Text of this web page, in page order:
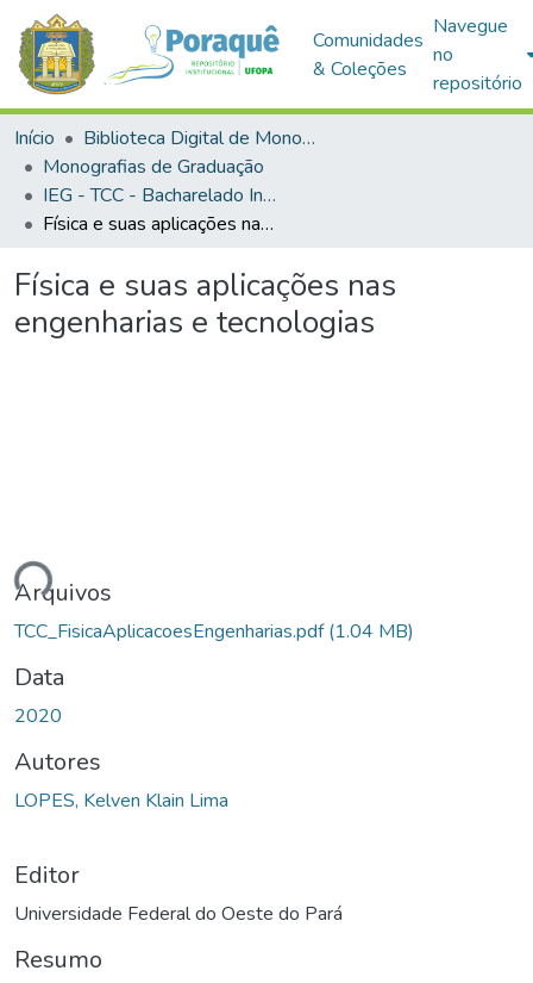
Comunidades
& Coleções
Navegue
no
repositório
Início
Biblioteca Digital de Monografias (BDM)
Monografias de Graduação
IEG - TCC - Bacharelado Interdisciplinar em Ciência e Tecnologia
Física e suas aplicações nas engenharias e tecnologias
Física e suas aplicações nas
engenharias e tecnologias
Arquivos
TCC_FisicaAplicacoesEngenharias.pdf(1.04 MB)
Data
2020
Autores
LOPES, Kelven Klain Lima
Editor
Universidade Federal do Oeste do Pará
Resumo